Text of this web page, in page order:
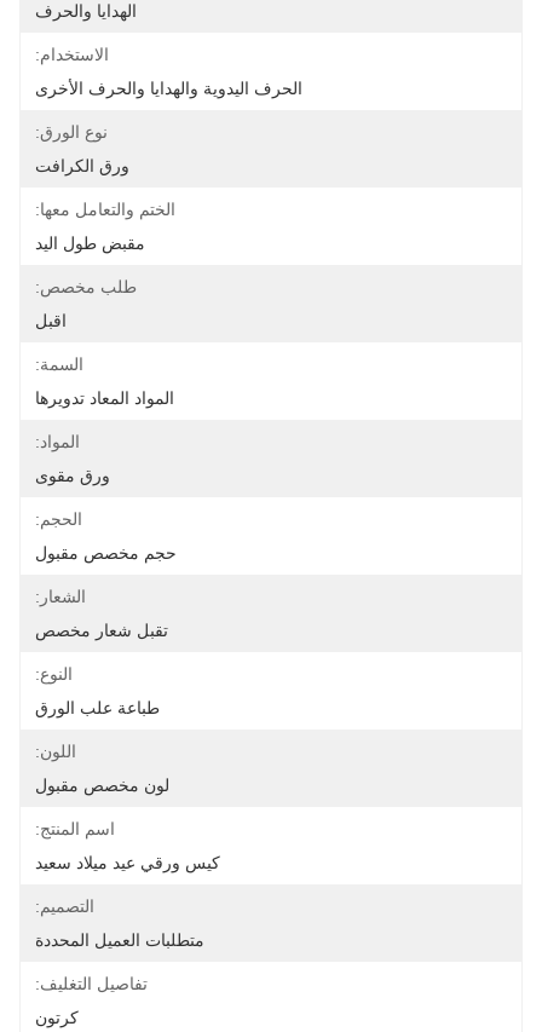
الهدايا والحرف
الاستخدام:
الحرف اليدوية والهدايا والحرف الأخرى
نوع الورق:
ورق الكرافت
الختم والتعامل معها:
مقبض طول اليد
طلب مخصص:
اقبل
السمة:
المواد المعاد تدويرها
المواد:
ورق مقوى
الحجم:
حجم مخصص مقبول
الشعار:
تقبل شعار مخصص
النوع:
طباعة علب الورق
اللون:
لون مخصص مقبول
اسم المنتج:
كيس ورقي عيد ميلاد سعيد
التصميم:
متطلبات العميل المحددة
تفاصيل التغليف:
كرتون